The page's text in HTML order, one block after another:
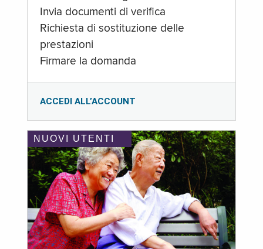
Invia documenti di verifica
Richiesta di sostituzione delle
prestazioni
Firmare la domanda
ACCEDI ALL’ACCOUNT
NUOVI UTENTI